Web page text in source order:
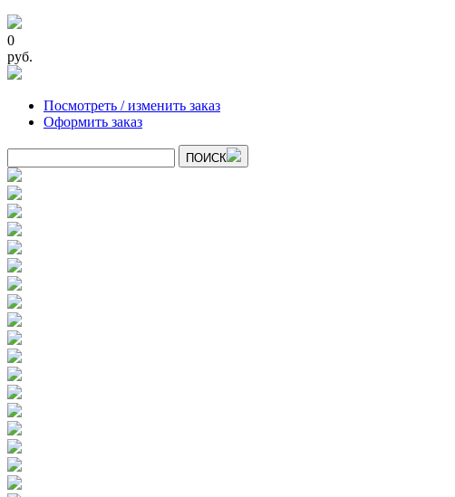
0
руб.
Посмотреть / изменить заказ
Оформить заказ
ПОИСК